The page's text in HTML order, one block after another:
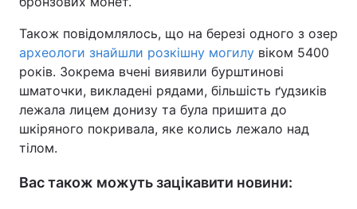
Також повідомлялось, що на березі одного з озер
археологи знайшли розкішну могилу віком 5400
років. Зокрема вчені виявили бурштинові
шматочки, викладені рядами, більшість ґудзиків
лежала лицем донизу та була пришита до
шкіряного покривала, яке колись лежало над
тілом.
Вас також можуть зацікавити новини: